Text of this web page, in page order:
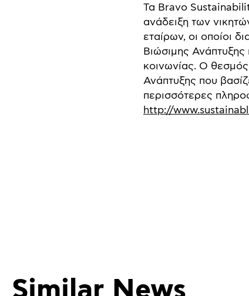
Τα Bravo
ανάδειξη των
εταίρων, οι οποίοι
Βιώσιμης
κοινωνίας. Ο
Ανάπτυξης που
περισσότερες
http://